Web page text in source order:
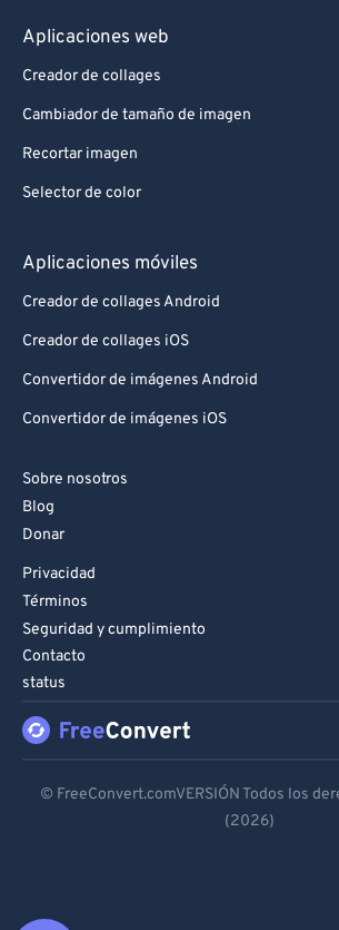
Aplicaciones web
Creador de collages
Cambiador de tamaño de imagen
Recortar imagen
Selector de color
Aplicaciones móviles
Creador de collages Android
Creador de collages iOS
Convertidor de imágenes Android
Convertidor de imágenes iOS
Sobre nosotros
Blog
Donar
Privacidad
Términos
Seguridad y cumplimiento
Contacto
status
Español
© FreeConvert.comVERSIÓN Todos los
(2026)